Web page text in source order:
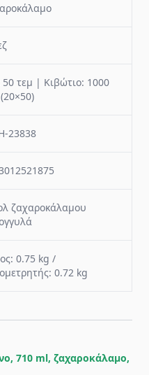
50 τεμ | Κιβώτιο: 1000
23838
ζαχαροκάλαμου
0.75 kg /
0.72 kg
710 ml, ζαχαροκάλαμο,